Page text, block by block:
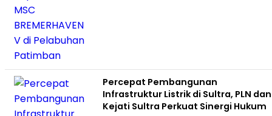
Percepat Pembangunan
Infrastruktur Listrik di Sultra, PLN dan
Kejati Sultra Perkuat Sinergi Hukum